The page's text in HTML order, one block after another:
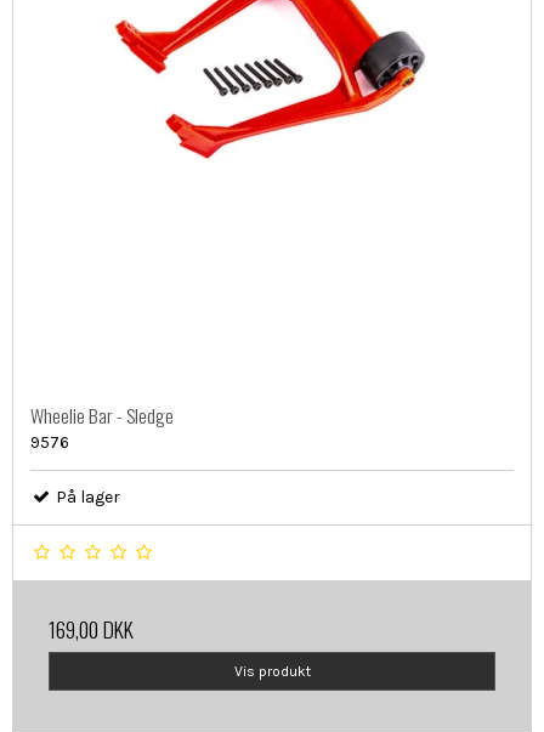
Wheelie Bar - Sledge
9576
På lager
169,00 DKK
Vis produkt